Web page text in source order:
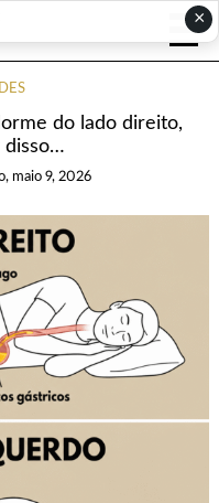
do lado direito,
disso…
maio 9, 2026
×